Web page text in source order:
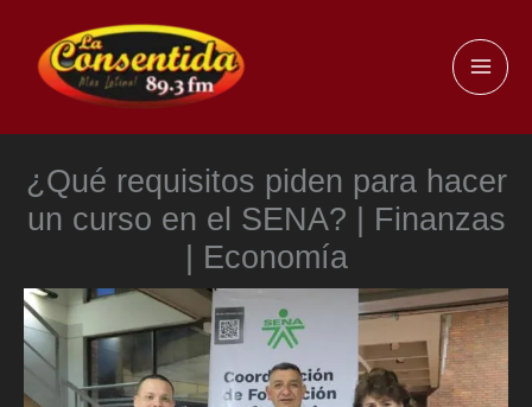
contenido
¿Qué requisitos piden para hacer
un curso en el SENA? | Finanzas
| Economía